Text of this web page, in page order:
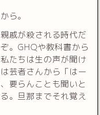
ら。
戚が殺される時代だ
。GHQや教科書から
たちは生の声が聞け
芸者さんから「はー
要らんことも聞いと
。旦那までそれ覚え